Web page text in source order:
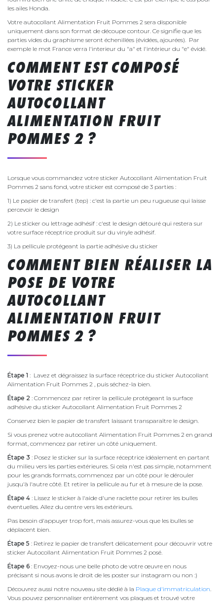
les ailes Honda.
Votre autocollant Alimentation Fruit Pommes 2 sera disponible
uniquement dans son format de découpe contour. Ce signifie que les
parties vides du graphisme seront échenillées (évidées, ajourées). Par
exemple le mot France verra l'interieur du "a" et l'intérieur du "e" évidé.
COMMENT EST COMPOSÉ
VOTRE STICKER
AUTOCOLLANT
ALIMENTATION FRUIT
POMMES 2 ?
Lorsque vous commandez votre sticker Autocollant Alimentation Fruit
Pommes 2 sans fond, votre sticker est composé de 3 parties :
1) Le papier de transfert (tep) : c'est la partie un peu rugueuse qui laisse
percevoir le design
2) Le sticker ou lettrage adhésif : c'est le design détouré qui restera sur
votre surface réceptrice produit sur du vinyle adhésif.
3) La pellicule protégeant la partie adhésive du sticker
COMMENT BIEN RÉALISER LA
POSE DE VOTRE
AUTOCOLLANT
ALIMENTATION FRUIT
POMMES 2 ?
Étape 1 : Lavez et dégraissez la surface réceptrice du sticker Autocollant
Alimentation Fruit Pommes 2 , puis séchez-la bien.
Étape 2 : Commencez par retirer la pellicule protégeant la surface
adhésive du sticker Autocollant Alimentation Fruit Pommes 2
Conservez bien le papier de transfert laissant transparaître le design.
Si vous prenez votre autocollant Alimentation Fruit Pommes 2 en grand
format, commencez par retirer un côté uniquement.
Étape 3 : Posez le sticker sur la surface réceptrice idéalement en partant
du milieu vers les parties extérieures. Si cela n'est pas simple, notamment
pour les grands formats, commencez par un côté pour le dérouler
jusqu'à l'autre côté. Et retirer la pellicule au fur et à mesure de la pose.
Étape 4 : Lissez le sticker à l'aide d'une raclette pour retirer les bulles
éventuelles. Allez du centre vers les extérieurs.
Pas besoin d'appuyer trop fort, mais assurez-vous que les bulles se
déplacent bien.
Étape 5 : Retirez le papier de transfert délicatement pour découvrir votre
sticker Autocollant Alimentation Fruit Pommes 2 posé.
Étape 6 : Envoyez-nous une belle photo de votre œuvre en nous
précisant si nous avons le droit de les poster sur instagram ou non :)
Découvrez aussi notre nouveau site dédié à la Plaque d'immatriculation
Vous pouvez personnaliser entièrement vos plaques et trouvé votre